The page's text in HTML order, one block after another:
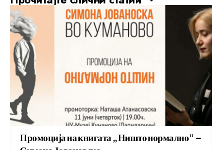
Промоција на книгата „Ништо нормално“ –